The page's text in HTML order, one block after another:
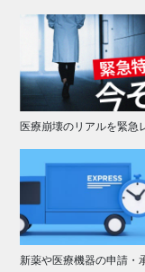
医療崩壊のリアルを緊急
新薬や医療機器の申請・